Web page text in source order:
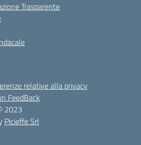
Trasparente
relative alla privacy
FeedBack
2023
Picieffe Srl